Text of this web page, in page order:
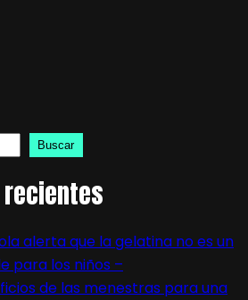
Buscar
alerta que la gelatina no es un
para los niños –
de las menestras para una